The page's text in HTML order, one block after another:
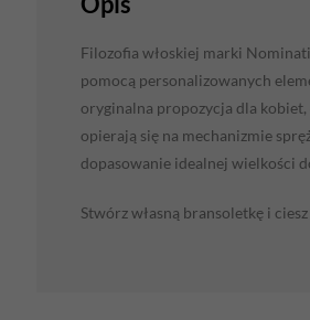
Filozofia włoskiej marki
pomocą personalizowanych
oryginalna propozycja dla
opierają się na mechanizmie
dopasowanie idealnej wielkości
Stwórz własną bransoletkę i